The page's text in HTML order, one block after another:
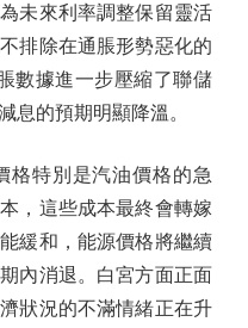
未來利率調整保留靈活
排除在通脹形勢惡化的
數據進一步壓縮了聯儲
息的預期明顯降溫。
特別是汽油價格的急
，這些成本最終會轉嫁
緩和，能源價格將繼續
內消退。白宮方面正面
狀況的不滿情緒正在升